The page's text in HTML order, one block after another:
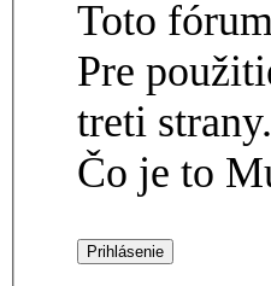
Toto
Pre
treti strany.
Čo je to